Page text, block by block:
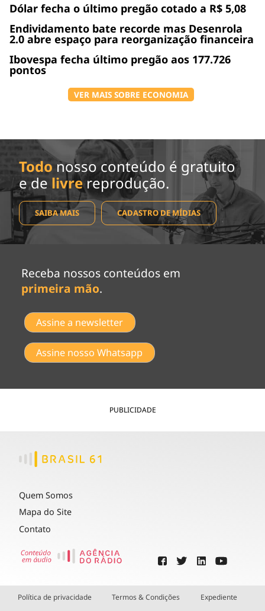
Dólar fecha o último pregão cotado a R$ 5,08
Endividamento bate recorde mas Desenrola
2.0 abre espaço para reorganização financeira
Ibovespa fecha último pregão aos 177.726
pontos
VER MAIS SOBRE ECONOMIA
Todo nosso conteúdo é gratuito
e de livrereprodução.
SAIBA MAIS CADASTRO DE MÍDIAS
Receba nossos conteúdos em
primeira mão.
Assine a newsletter
Assine nosso Whatsapp
PUBLICIDADE
Quem Somos
Mapa do Site
Contato
Política de privacidade Termos & Condições Expediente